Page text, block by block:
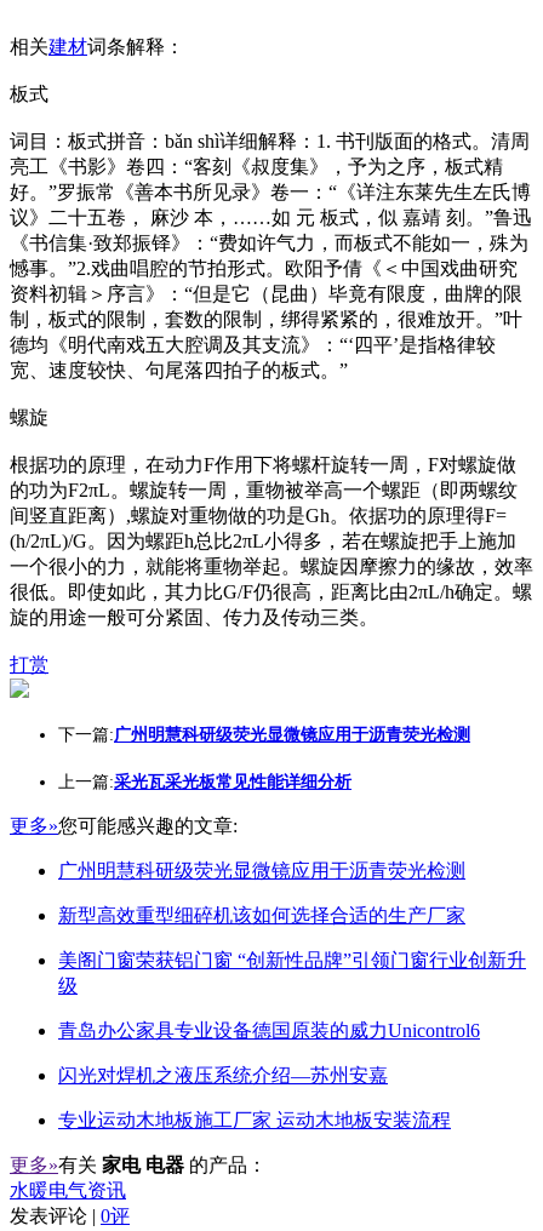
相关建材词条解释：
板式
词目：板式拼音：bǎn shì详细解释：1. 书刊版面的格式。清周
亮工《书影》卷四：“客刻《叔度集》，予为之序，板式精
好。”罗振常《善本书所见录》卷一：“《详注东莱先生左氏博
议》二十五卷， 麻沙 本，……如 元 板式，似 嘉靖 刻。”鲁迅
《书信集·致郑振铎》：“费如许气力，而板式不能如一，殊为
憾事。”2.戏曲唱腔的节拍形式。欧阳予倩《＜中国戏曲研究
资料初辑＞序言》：“但是它（昆曲）毕竟有限度，曲牌的限
制，板式的限制，套数的限制，绑得紧紧的，很难放开。”叶
德均《明代南戏五大腔调及其支流》：“‘四平’是指格律较
宽、速度较快、句尾落四拍子的板式。”
螺旋
根据功的原理，在动力F作用下将螺杆旋转一周，F对螺旋做
的功为F2πL。螺旋转一周，重物被举高一个螺距（即两螺纹
间竖直距离）,螺旋对重物做的功是Gh。依据功的原理得F=
(h/2πL)/G。因为螺距h总比2πL小得多，若在螺旋把手上施加
一个很小的力，就能将重物举起。螺旋因摩擦力的缘故，效率
很低。即使如此，其力比G/F仍很高，距离比由2πL/h确定。螺
旋的用途一般可分紧固、传力及传动三类。
打赏
下一篇:广州明慧科研级荧光显微镜应用于沥青荧光检测
上一篇:采光瓦采光板常见性能详细分析
更多»您可能感兴趣的文章:
广州明慧科研级荧光显微镜应用于沥青荧光检测
新型高效重型细碎机该如何选择合适的生产厂家
美阁门窗荣获铝门窗 “创新性品牌”引领门窗行业创新升
级
青岛办公家具专业设备德国原装的威力Unicontrol6
闪光对焊机之液压系统介绍—苏州安嘉
专业运动木地板施工厂家 运动木地板安装流程
更多»有关 家电 电器 的产品：
水暖电气资讯
发表评论 | 0评